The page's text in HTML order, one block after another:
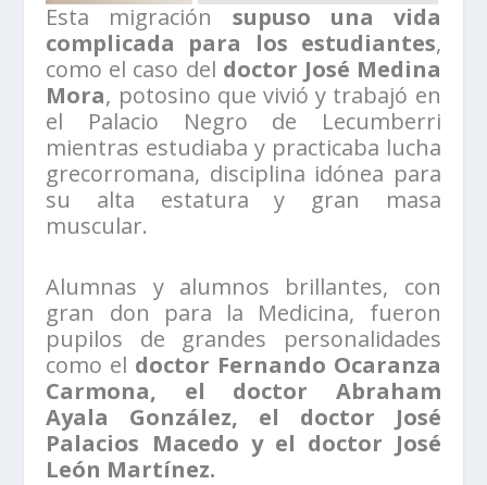
Esta migración supuso una vida
complicada para los estudiantes,
como el caso del doctor José Medina
Mora, potosino que vivió y trabajó en
el Palacio Negro de Lecumberri
mientras estudiaba y practicaba lucha
grecorromana, disciplina idónea para
su alta estatura y gran masa
muscular.
Alumnas y alumnos brillantes, con
gran don para la Medicina, fueron
pupilos de grandes personalidades
como el doctor Fernando Ocaranza
Carmona, el doctor Abraham
Ayala González, el doctor José
Palacios Macedo y el doctor José
León Martínez.